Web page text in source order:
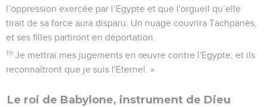
l’oppression exercée par l’Egypte et que l'orgueil qu’elle
tirait de sa force aura disparu. Un nuage couvrira Tachpanès,
et ses filles partiront en déportation.
19 Je mettrai mes jugements en œuvre contre l'Egypte, et ils
reconnaîtront que je suis l'Eternel. »
Le roi de Babylone, instrument de Dieu